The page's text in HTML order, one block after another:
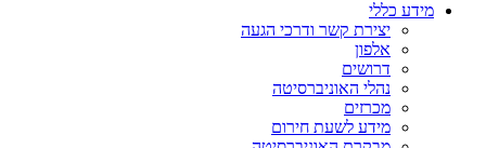
מידע כללי
יצירת קשר ודרכי הגעה
אלפון
דרושים
נהלי האוניברסיטה
מכרזים
מידע לשעת חירום